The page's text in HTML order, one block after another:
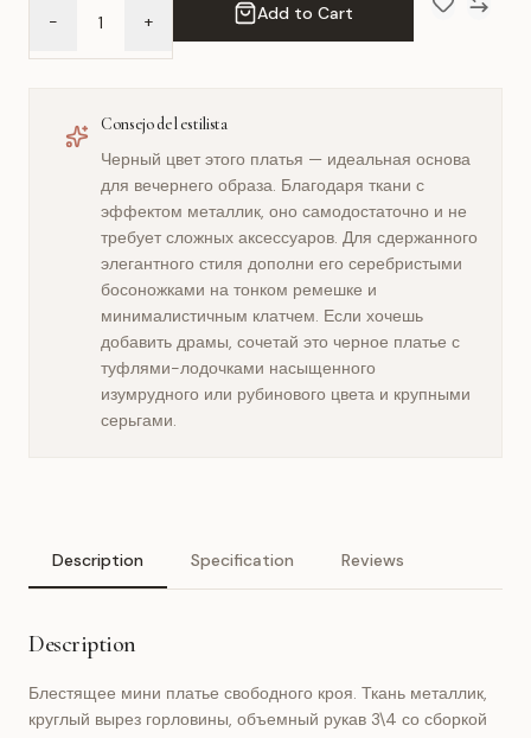
- + Add to Cart
Consejo del estilista
Черный цвет этого платья — идеальная основа
для вечернего образа. Благодаря ткани с
эффектом металлик, оно самодостаточно и не
требует сложных аксессуаров. Для сдержанного
элегантного стиля дополни его серебристыми
босоножками на тонком ремешке и
минималистичным клатчем. Если хочешь
добавить драмы, сочетай это черное платье с
туфлями-лодочками насыщенного
изумрудного или рубинового цвета и крупными
серьгами.
Description Specification Reviews
Description
Блестящее мини платье свободного кроя. Ткань металлик,
круглый вырез горловины, объемный рукав 3\4 со сборкой